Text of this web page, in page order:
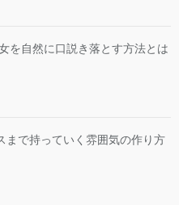
を自然に口説き落とす方法とは
まで持っていく雰囲気の作り方